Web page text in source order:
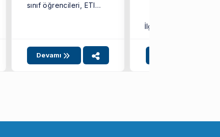
sınıf öğrencileri, ETI
Devamı
İlgili SKA: